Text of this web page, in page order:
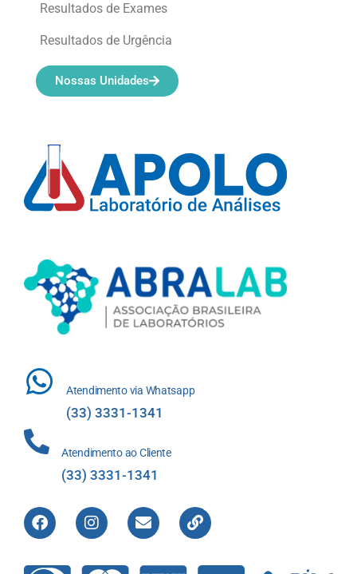
Atendimento via Whatsapp
(33) 3331-1341
Atendimento ao Cliente
(33) 3331-1341
Resultados de Exames
Resultados de Urgência
Nossas Unidades